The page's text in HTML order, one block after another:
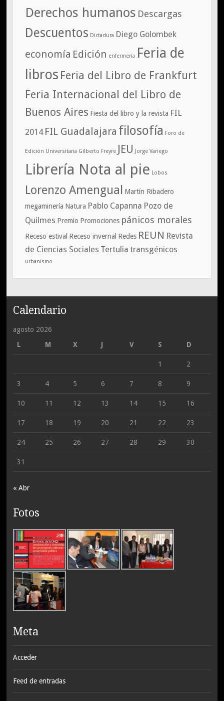
Derechos humanos Descargas
Descuentos Dictadura Diego Golombek
economía Edición enfermería Feria de
libros Feria del Libro de Frankfurt
Feria Internacional del Libro de
Buenos Aires Fiesta del libro y la revista FIL
2014 FIL Guadalajara filosofía Foro de
Edición Universitaria Gilberto Freyre JEU Jorge Variego
Librería Nota al pie Lobos
Lorenzo Amengual
Martín Ribadero
megaminería Natura Pablo Capanna Pozo de
Quilmes Premio Promociones pánicos morales
Receso estival Receso invernal Redes REUN Revista
de Ciencias Sociales Tertulia transgénicos
urbanismo
Calendario
agosto 2026
L
M X J V S D
1 2
3 4 5 6 7 8 9
10 11 12 13 14 15 16
17 18 19 20 21 22 23
24 25 26 27 28 29 30
31
« Abr
Fotos
Meta
Acceder
Feed de entradas